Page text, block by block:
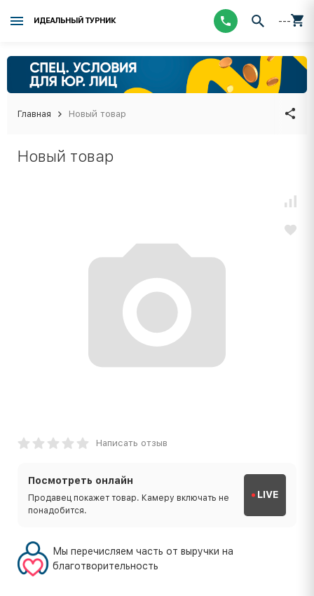
ИДЕАЛЬНЫЙ ТУРНИК ---
Главная Новый товар
Новый товар
Написать отзыв
Посмотреть онлайн
Продавец покажет товар. Камеру включать не
понадобится.
LIVE
Мы перечисляем часть от выручки на
благотворительность